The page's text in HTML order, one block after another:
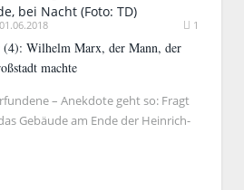
01.06.2018 1
(4): Wilhelm Marx, der Mann, der
machte
– Anekdote geht so: Fragt
Gebäude am Ende der Heinrich-